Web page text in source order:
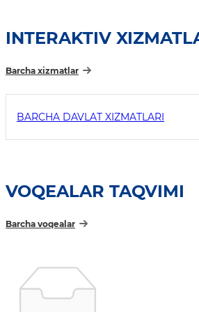
INTERAKTIV
Barcha xizmatlar
BARCHA DAVLAT XIZMATLARI
VOQEALAR TAQVIMI
Barcha voqealar